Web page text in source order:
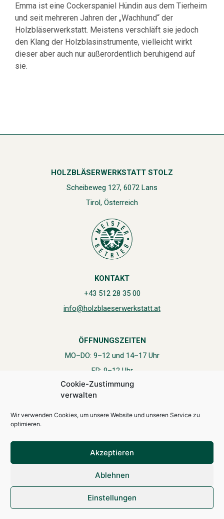
Cookie-Zustimmung
verwalten
Wir verwenden Cookies, um unsere Website und unseren Service zu
optimieren.
Akzeptieren
Ablehnen
Einstellungen
Emma ist eine Cockerspaniel Hündin aus dem Tierheim
und seit mehreren Jahren der „Wachhund“ der
Holzbläserwerkstatt. Meistens verschläft sie jedoch
den Klang der Holzblasinstrumente, vielleicht wirkt
dieser aber auch nur außerordentlich beruhigend auf
sie.
HOLZBLÄSERWERKSTATT STOLZ
Scheibeweg 127, 6072 Lans
Tirol, Österreich
KONTAKT
+43 512 28 35 00
info@holzblaeserwerkstatt.at
ÖFFNUNGSZEITEN
MO–DO: 9–12 und 14–17 Uhr
FR: 9–12 Uhr
Juli, August und September montags geschlossen
AGB